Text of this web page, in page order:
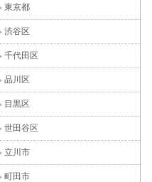
東京都
渋谷区
千代田区
品川区
目黒区
世田谷区
立川市
町田市